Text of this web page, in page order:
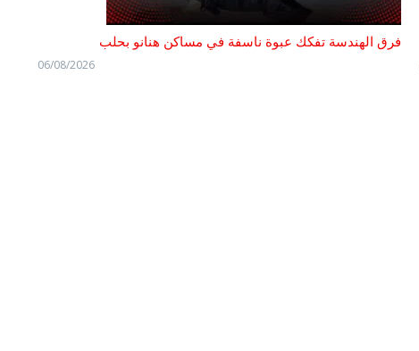
فرق الهندسة تفكك عبوة ناسفة في مساكن هنانو بحلب
06/08/2026